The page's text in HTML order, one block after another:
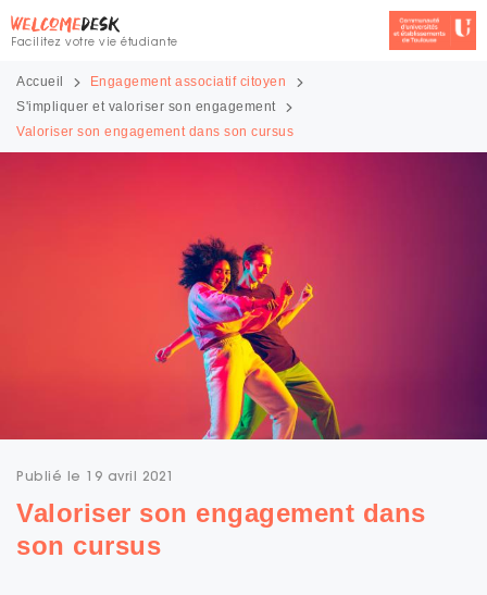
Facilitez votre vie étudiante
Accueil
Engagement associatif citoyen
S'impliquer et valoriser son engagement
Valoriser son engagement dans son cursus
Publié le 19 avril 2021
Valoriser son engagement dans
son cursus